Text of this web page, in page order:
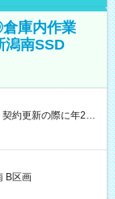
庫内作業
潟南SSD
約更新の際に年2回
夜割増賃金 (22:00～
は本採用時と同じ
B区画